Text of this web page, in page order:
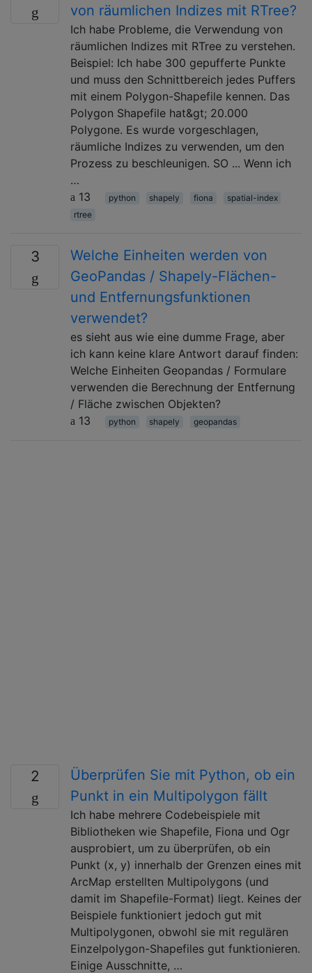
von räumlichen Indizes mit RTree?
Ich habe Probleme, die Verwendung von
räumlichen Indizes mit RTree zu verstehen.
Beispiel: Ich habe 300 gepufferte Punkte
und muss den Schnittbereich jedes Puffers
mit einem Polygon-Shapefile kennen. Das
Polygon Shapefile hat&gt; 20.000
Polygone. Es wurde vorgeschlagen,
räumliche Indizes zu verwenden, um den
Prozess zu beschleunigen. SO ... Wenn ich
…
13
python shapely fiona
spatial-index
rtree
3
Welche Einheiten werden von
GeoPandas / Shapely-Flächen-
und Entfernungsfunktionen
verwendet?
es sieht aus wie eine dumme Frage, aber
ich kann keine klare Antwort darauf finden:
Welche Einheiten Geopandas / Formulare
verwenden die Berechnung der Entfernung
/ Fläche zwischen Objekten?
13
python shapely geopandas
2
Überprüfen Sie mit Python, ob ein
Punkt in ein Multipolygon fällt
Ich habe mehrere Codebeispiele mit
Bibliotheken wie Shapefile, Fiona und Ogr
ausprobiert, um zu überprüfen, ob ein
Punkt (x, y) innerhalb der Grenzen eines mit
ArcMap erstellten Multipolygons (und
damit im Shapefile-Format) liegt. Keines der
Beispiele funktioniert jedoch gut mit
Multipolygonen, obwohl sie mit regulären
Einzelpolygon-Shapefiles gut funktionieren.
Einige Ausschnitte, …